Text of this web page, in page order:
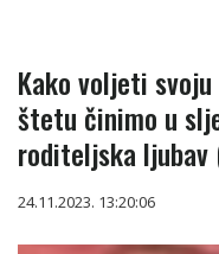
Kako voljeti
štetu činimo u
roditeljska
24.11.2023. 13:20:06